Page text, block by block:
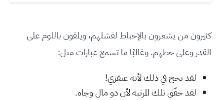
كثيرون من يشعرون بالإحباط لفشلهم، ويلقون باللوم على
القدر وعلى حظهم. وغالبًا ما تسمع عبارات مثل:
لقد نجح في ذلك لأنه عبقري!
لقد حقّق تلك المرتبة لأن ذو مال وجاه.